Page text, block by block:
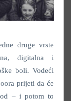
druge vrste
digitalna i
boli. Vodeći
prijeti da će
– i potom to